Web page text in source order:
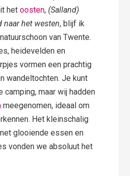
hetoosten, (Salland)
naar het westen, blijf ik
van Twente.
heidevelden en
vormen een prachtig
wandeltochten. Je kunt
camping, maar wij hadden
meegenomen, ideaal om
Het kleinschalig
glooiende essen en
vonden we absoluut het